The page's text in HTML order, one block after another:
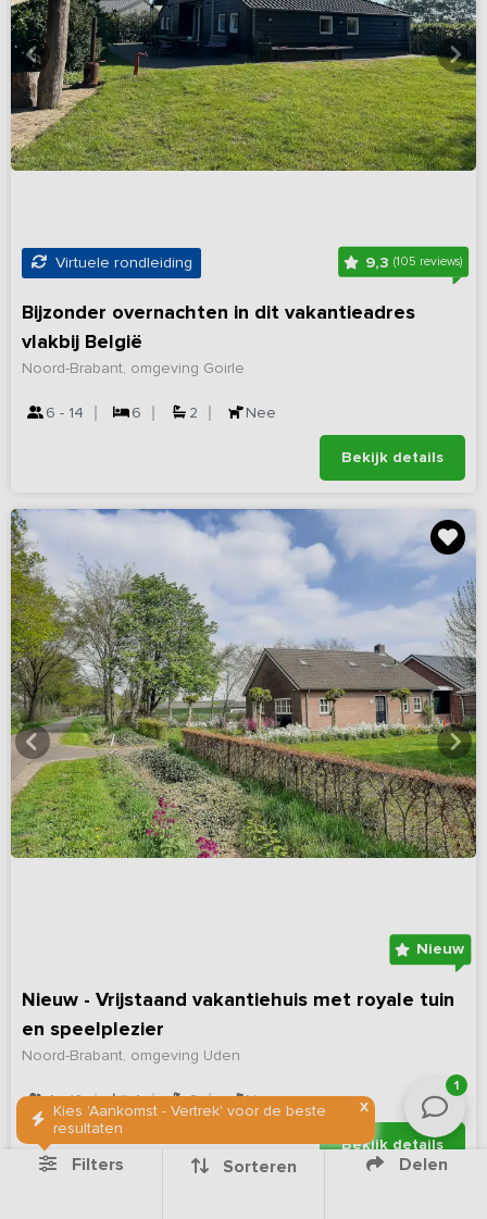
Virtuele rondleiding 9,3 (105 reviews)
Bijzonder overnachten in dit vakantieadres
vlakbij België
Noord-Brabant, omgeving Goirle
6 - 14 6 2 Nee
Bekijk details
Nieuw
Nieuw - Vrijstaand vakantiehuis met royale tuin
en speelplezier
Noord-Brabant, omgeving Uden
4 - 10 4 2 Nee
Bekijk details
X
Kies 'Aankomst - Vertrek' voor de beste
resultaten
1
Filters Sorteren Delen